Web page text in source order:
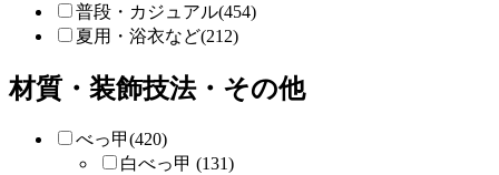
普段・カジュアル(454)
夏用・浴衣など(212)
材質・装飾技法・その他
べっ甲(420)
白べっ甲 (131)